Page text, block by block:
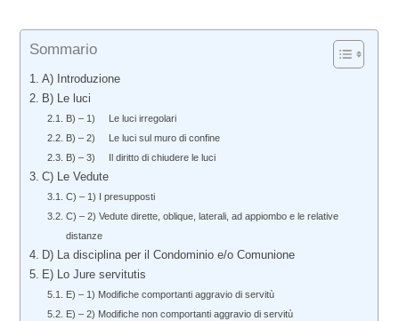
Sommario
A) Introduzione
B) Le luci
B) – 1) Le luci irregolari
B) – 2) Le luci sul muro di confine
B) – 3) Il diritto di chiudere le luci
C) Le Vedute
C) – 1) I presupposti
C) – 2) Vedute dirette, oblique, laterali, ad appiombo e le relative
distanze
D) La disciplina per il Condominio e/o Comunione
E) Lo Jure servitutis
E) – 1) Modifiche comportanti aggravio di servitù
E) – 2) Modifiche non comportanti aggravio di servitù